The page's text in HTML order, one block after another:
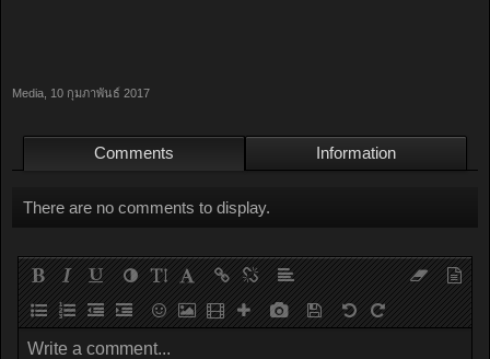
Media 10 กุมภาพันธ์ 2017
Comments Information
There are no comments to display.
Write a comment...